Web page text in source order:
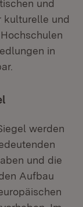
und
kulturelle und
in
werden
und die
Aufbau